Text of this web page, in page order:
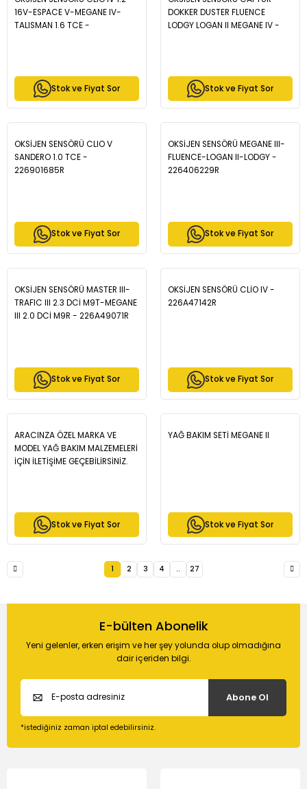
16V-ESPACE V-MEGANE IV-
TALISMAN 1.6 TCE -
Stok ve Fiyat Sor
DOKKER DUSTER FLUENCE
LODGY LOGAN II MEGANE IV -
Stok ve Fiyat Sor
OKSİJEN SENSÖRÜ CLIO V
SANDERO 1.0 TCE -
226901685R
Stok ve Fiyat Sor
OKSİJEN SENSÖRÜ MEGANE III-
FLUENCE-LOGAN II-LODGY -
226406229R
Stok ve Fiyat Sor
OKSİJEN SENSÖRÜ MASTER III-
TRAFIC III 2.3 DCİ M9T-MEGANE
III 2.0 DCİ M9R - 226A49071R
Stok ve Fiyat Sor
OKSİJEN SENSÖRÜ CLİO IV -
226A47142R
Stok ve Fiyat Sor
ARACINZA ÖZEL MARKA VE
MODEL YAĞ BAKIM MALZEMELERİ
İÇİN İLETİŞİME GEÇEBİLİRSİNİZ.
Stok ve Fiyat Sor
YAĞ BAKIM SETİ MEGANE II
Stok ve Fiyat Sor
1 2 3 4 .. 27
E-bülten Abonelik
Yeni gelenler, erken erişim ve her şey yolunda olup olmadığına
dair içeriden bilgi.
Abone Ol
*istediğiniz zaman iptal edebilirsiniz.